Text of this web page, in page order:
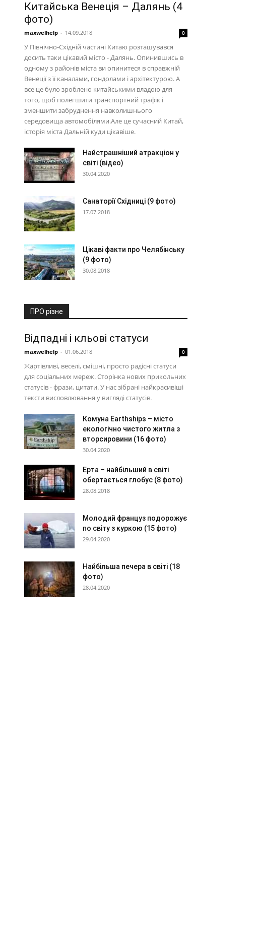
Китайська Венеція – Далянь (4
фото)
maxwelhelp - 14.09.2018 0
У Північно-Східній частині Китаю розташувався
досить таки цікавий місто - Далянь. Опинившись в
одному з районів міста ви опинитеся в справжній
Венеції з її каналами, гондолами і архітектурою. А
все це було зроблено китайськими владою для
того, щоб полегшити транспортний трафік і
зменшити забруднення навколишнього
середовища автомобілями.Але це сучасний Китай,
історія міста Дальній куди цікавіше.
Найстрашніший атракціон у
світі (відео)
30.04.2020
Санаторії Східниці (9 фото)
17.07.2018
Цікаві факти про Челябінську
(9 фото)
30.08.2018
ПРО різне
Відпадні і кльові статуси
maxwelhelp - 01.06.2018 0
Жартівливі, веселі, смішні, просто радісні статуси
для соціальних мереж. Сторінка нових прикольних
статусів - фрази, цитати. У нас зібрані найкрасивіші
тексти висловлювання у вигляді статусів.
Комуна Earthships – місто
екологічно чистого житла з
вторсировини (16 фото)
30.04.2020
Ерта – найбільший в світі
обертається глобус (8 фото)
28.08.2018
Молодий француз подорожує
по світу з куркою (15 фото)
29.04.2020
Найбільша печера в світі (18
фото)
28.04.2020